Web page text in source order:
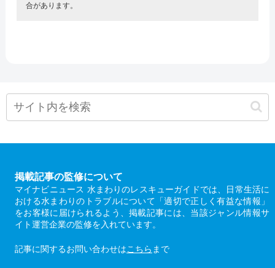
合があります。
掲載記事の監修について
マイナビニュース 水まわりのレスキューガイドでは、日常生活に
おける水まわりのトラブルについて「適切で正しく有益な情報」
をお客様に届けられるよう、掲載記事には、当該ジャンル情報サ
イト運営企業の監修を入れています。
記事に関するお問い合わせはこちら まで